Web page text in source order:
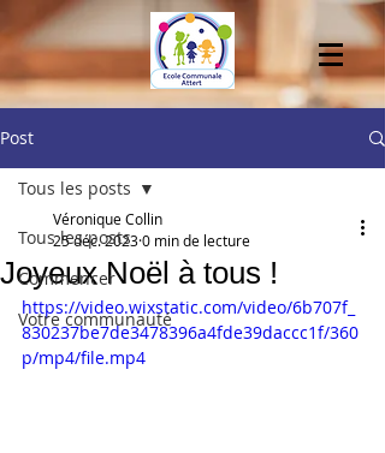
Post
Tous les posts
Commencer
Votre communauté
Tous les posts
Joyeux Noël à tous !
Véronique Collin
25 déc. 20230 min de lecture
https://video.wixstatic.com/video/6b707f_
830237be7de3478396a4fde39daccc1f/360
p/mp4/file.mp4